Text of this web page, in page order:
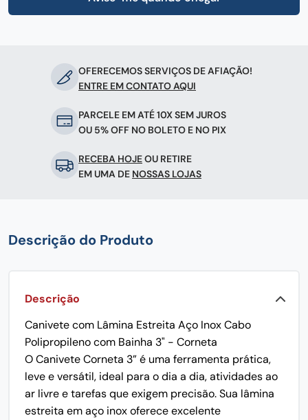
OFERECEMOS SERVIÇOS DE AFIAÇÃO!
ENTRE EM CONTATO AQUI
PARCELE EM ATÉ 10X SEM JUROS
OU 5% OFF NO BOLETO E NO PIX
RECEBA HOJEOU RETIRE
EM UMA DE NOSSAS LOJAS
Descrição do Produto
Descrição
Canivete com Lâmina Estreita Aço Inox Cabo
Polipropileno com Bainha 3" - Corneta
O Canivete Corneta 3” é uma ferramenta prática,
leve e versátil, ideal para o dia a dia, atividades ao
ar livre e tarefas que exigem precisão. Sua lâmina
estreita em aço inox oferece excelente